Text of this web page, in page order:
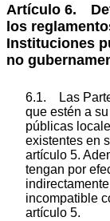
Artículo 6.
los
Instituciones
no
6.1. Las
que estén a
públicas
existentes en
artículo 5.
tengan por
incompatible
artículo 5.